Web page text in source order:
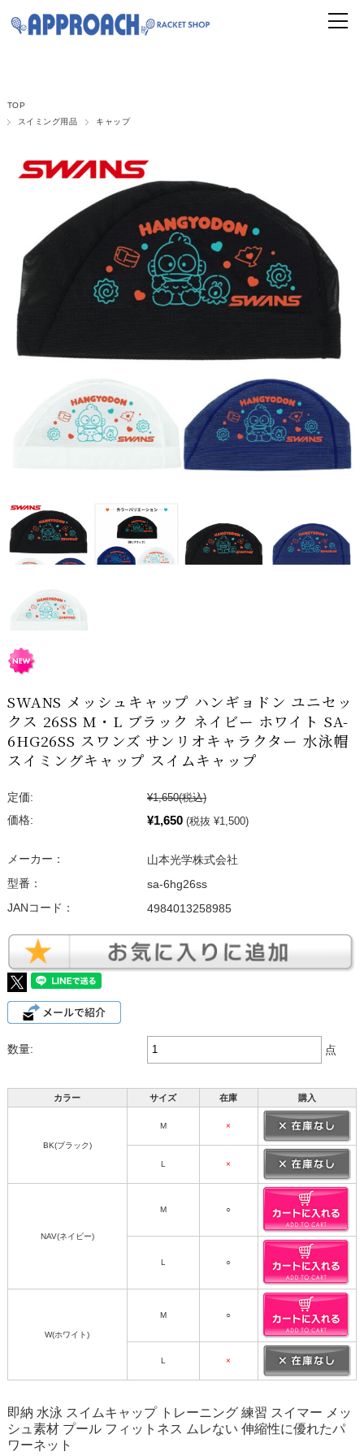
TOP
スイミング用品
キャップ
SWANS メッシュキャップ ハンギョドン ユニセッ
クス 26SS M・L ブラック ネイビー ホワイト SA-
6HG26SS スワンズ サンリオキャラクター 水泳帽
スイミングキャップ スイムキャップ
定価: ¥1,650(税込)
価格:
¥1,650 (税抜 ¥1,500)
メーカー：
山本光学株式会社
型番：
sa-6hg26ss
JANコード：
4984013258985
数量: 点
カラー サイズ 在庫 購入
BK(ブラック)
M ×
L ×
NAV(ネイビー)
M ○
L ○
W(ホワイト)
M ○
L ×
即納 水泳 スイムキャップ トレーニング 練習 スイマー メッ
シュ素材 プール フィットネス ムレない 伸縮性に優れたパ
ワーネット